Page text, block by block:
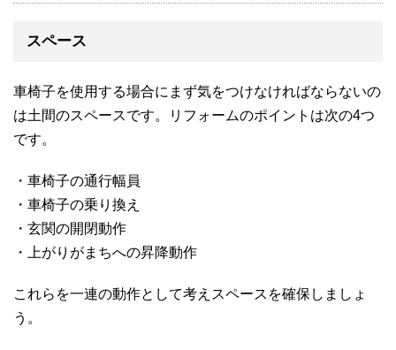
スペース
車椅子を使用する場合にまず気をつけなければならないの
は土間のスペースです。リフォームのポイントは次の4つ
です。
・車椅子の通行幅員
・車椅子の乗り換え
・玄関の開閉動作
・上がりがまちへの昇降動作
これらを一連の動作として考えスペースを確保しましょ
う。